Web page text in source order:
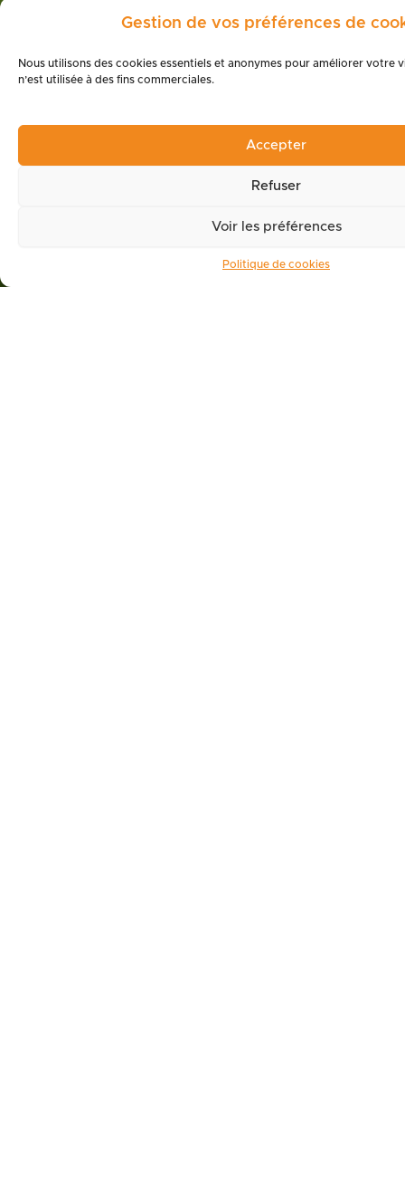
Gestion de vos préférences de
Nous utilisons des cookies essentiels et anonymes pour améliorer votre
n’est utilisée à des fins commerciales.
Accepter
Refuser
Voir les préférences
Politique de cookies